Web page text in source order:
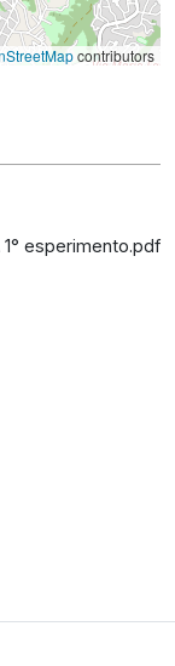
contributors
1° esperimento.pdf